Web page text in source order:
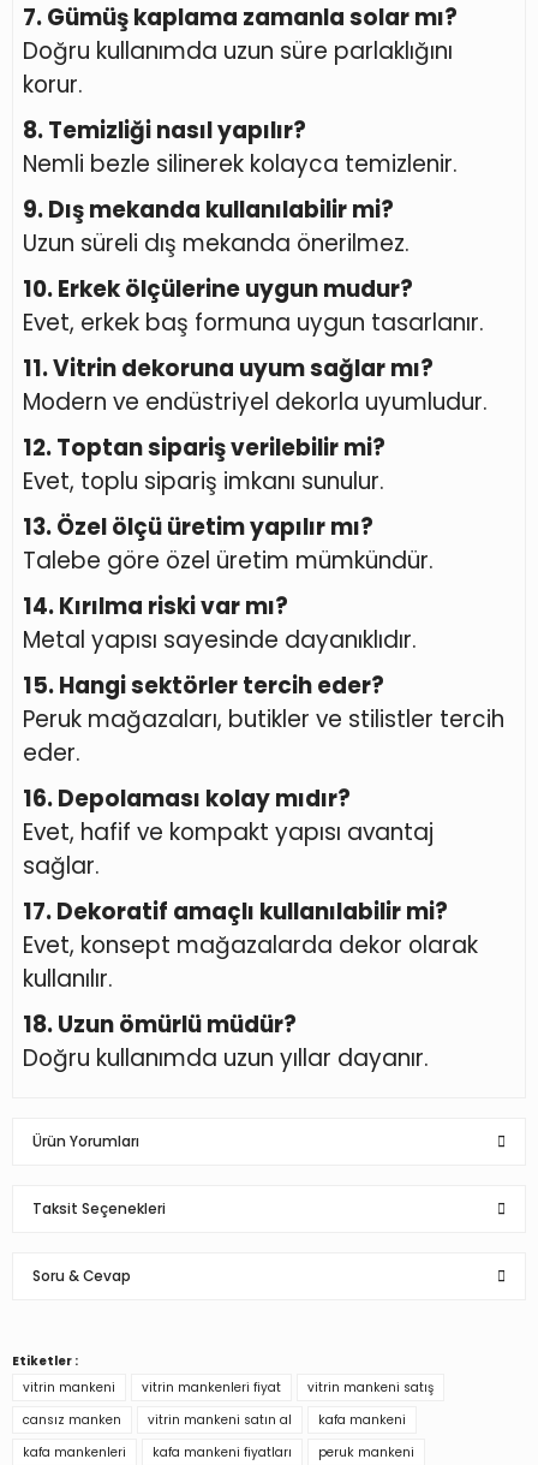
7. Gümüş kaplama zamanla solar mı?
Doğru kullanımda uzun süre parlaklığını
korur.
8. Temizliği nasıl yapılır?
Nemli bezle silinerek kolayca temizlenir.
9. Dış mekanda kullanılabilir mi?
Uzun süreli dış mekanda önerilmez.
10. Erkek ölçülerine uygun mudur?
Evet, erkek baş formuna uygun tasarlanır.
11. Vitrin dekoruna uyum sağlar mı?
Modern ve endüstriyel dekorla uyumludur.
12. Toptan sipariş verilebilir mi?
Evet, toplu sipariş imkanı sunulur.
13. Özel ölçü üretim yapılır mı?
Talebe göre özel üretim mümkündür.
14. Kırılma riski var mı?
Metal yapısı sayesinde dayanıklıdır.
15. Hangi sektörler tercih eder?
Peruk mağazaları, butikler ve stilistler tercih
eder.
16. Depolaması kolay mıdır?
Evet, hafif ve kompakt yapısı avantaj
sağlar.
17. Dekoratif amaçlı kullanılabilir mi?
Evet, konsept mağazalarda dekor olarak
kullanılır.
18. Uzun ömürlü müdür?
Doğru kullanımda uzun yıllar dayanır.
Ürün Yorumları
çok kullanışlı
Mahmut Kaynakoglu | 10/08/2022
Taksit Seçenekleri
Soru & Cevap
Etiketler :
vitrin mankeni
vitrin mankenleri fiyat
vitrin mankeni satış
cansız manken
vitrin mankeni satın al
kafa mankeni
kafa mankenleri
kafa mankeni fiyatları
peruk mankeni